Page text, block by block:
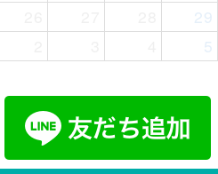
29
5